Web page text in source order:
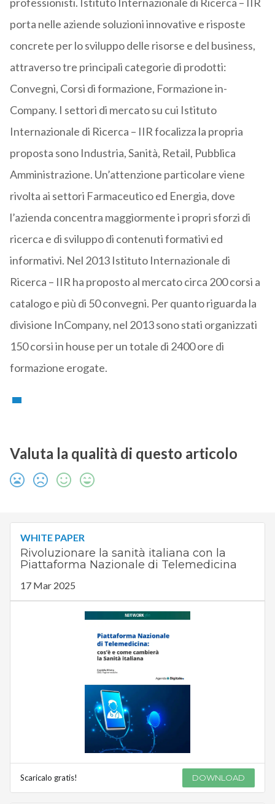
professionisti. Istituto Internazionale di Ricerca – IIR
porta nelle aziende soluzioni innovative e risposte
concrete per lo sviluppo delle risorse e del business,
attraverso tre principali categorie di prodotti:
Convegni, Corsi di formazione, Formazione in-
Company. I settori di mercato su cui Istituto
Internazionale di Ricerca – IIR focalizza la propria
proposta sono Industria, Sanità, Retail, Pubblica
Amministrazione. Un’attenzione particolare viene
rivolta ai settori Farmaceutico ed Energia, dove
l’azienda concentra maggiormente i propri sforzi di
ricerca e di sviluppo di contenuti formativi ed
informativi. Nel 2013 Istituto Internazionale di
Ricerca – IIR ha proposto al mercato circa 200 corsi a
catalogo e più di 50 convegni. Per quanto riguarda la
divisione InCompany, nel 2013 sono stati organizzati
150 corsi in house per un totale di 2400 ore di
formazione erogate.
Valuta la qualità di questo articolo
WHITE PAPER
Rivoluzionare la sanità italiana con la
Piattaforma Nazionale di Telemedicina
17 Mar 2025
Scaricalo gratis! DOWNLOAD